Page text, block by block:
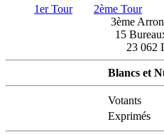
1er Tour
2ème Tour
3ème
15
23 062
Blancs et
Votants
Exprimés